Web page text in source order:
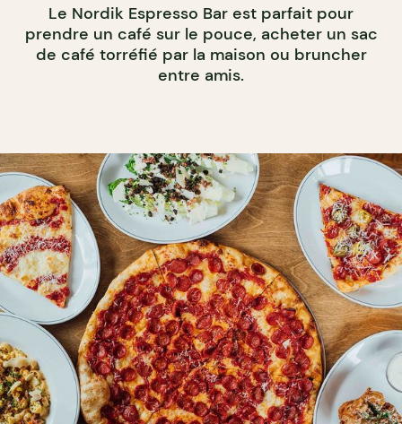
Le Nordik Espresso Bar est parfait pour
prendre un café sur le pouce, acheter un sac
de café torréfié par la maison ou bruncher
entre amis.